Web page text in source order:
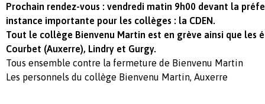
Prochain rendez-vous : vendredi matin 9h00 devant la
instance importante pour les collèges : la CDEN.
Tout le collège Bienvenu Martin est en grève ainsi que les
Courbet (Auxerre), Lindry et Gurgy.
Tous ensemble contre la fermeture de Bienvenu Martin
Les personnels du collège Bienvenu Martin, Auxerre